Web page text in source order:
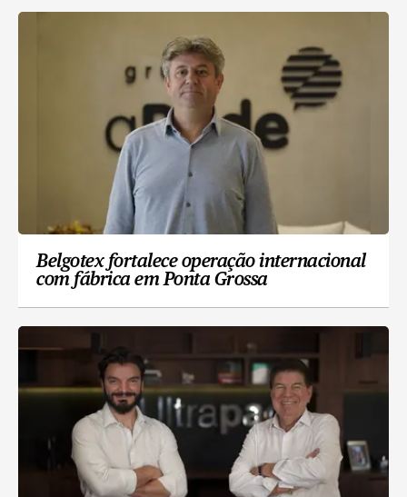
Belgotex fortalece operação internacional
com fábrica em Ponta Grossa